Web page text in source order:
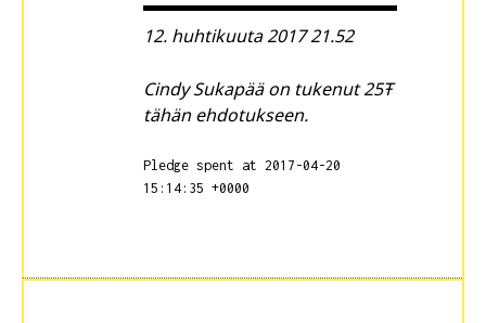
12. huhtikuuta 2017 21.52
Cindy Sukapää on tukenut 25Ŧ
tähän ehdotukseen.
Pledge spent at 2017-04-20
15:14:35 +0000